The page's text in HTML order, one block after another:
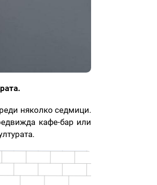
няколко седмици.
кафе-бар или